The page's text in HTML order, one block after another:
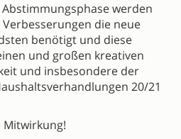
werden
die neue
benötigt und diese
und großen kreativen
und insbesondere der
20/21
Mitwirkung!